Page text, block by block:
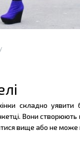
складно уявити
Вони
вище або не може